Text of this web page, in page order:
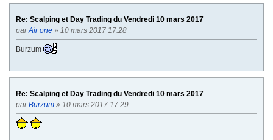
Re: Scalping et Day Trading du Vendredi 10 mars 2017
parAir one » 10 mars 2017 17:28
Burzum
Re: Scalping et Day Trading du Vendredi 10 mars 2017
parBurzum » 10 mars 2017 17:29